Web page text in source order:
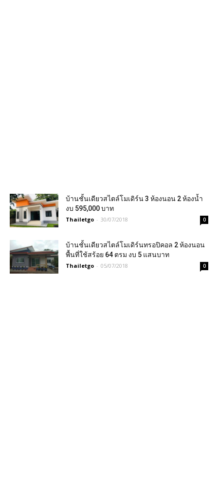
บ้านชั้นเดียวสไตล์โมเดิร์น 3 ห้องนอน 2 ห้องน้ำ
งบ 595,000 บาท
Thailetgo - 30/07/2018 0
บ้านชั้นเดียวสไตล์โมเดิร์นทรอปิคอล 2 ห้องนอน
พื้นที่ใช้สร้อย 64 ตรม งบ 5 แสนบาท
Thailetgo - 05/07/2018 0